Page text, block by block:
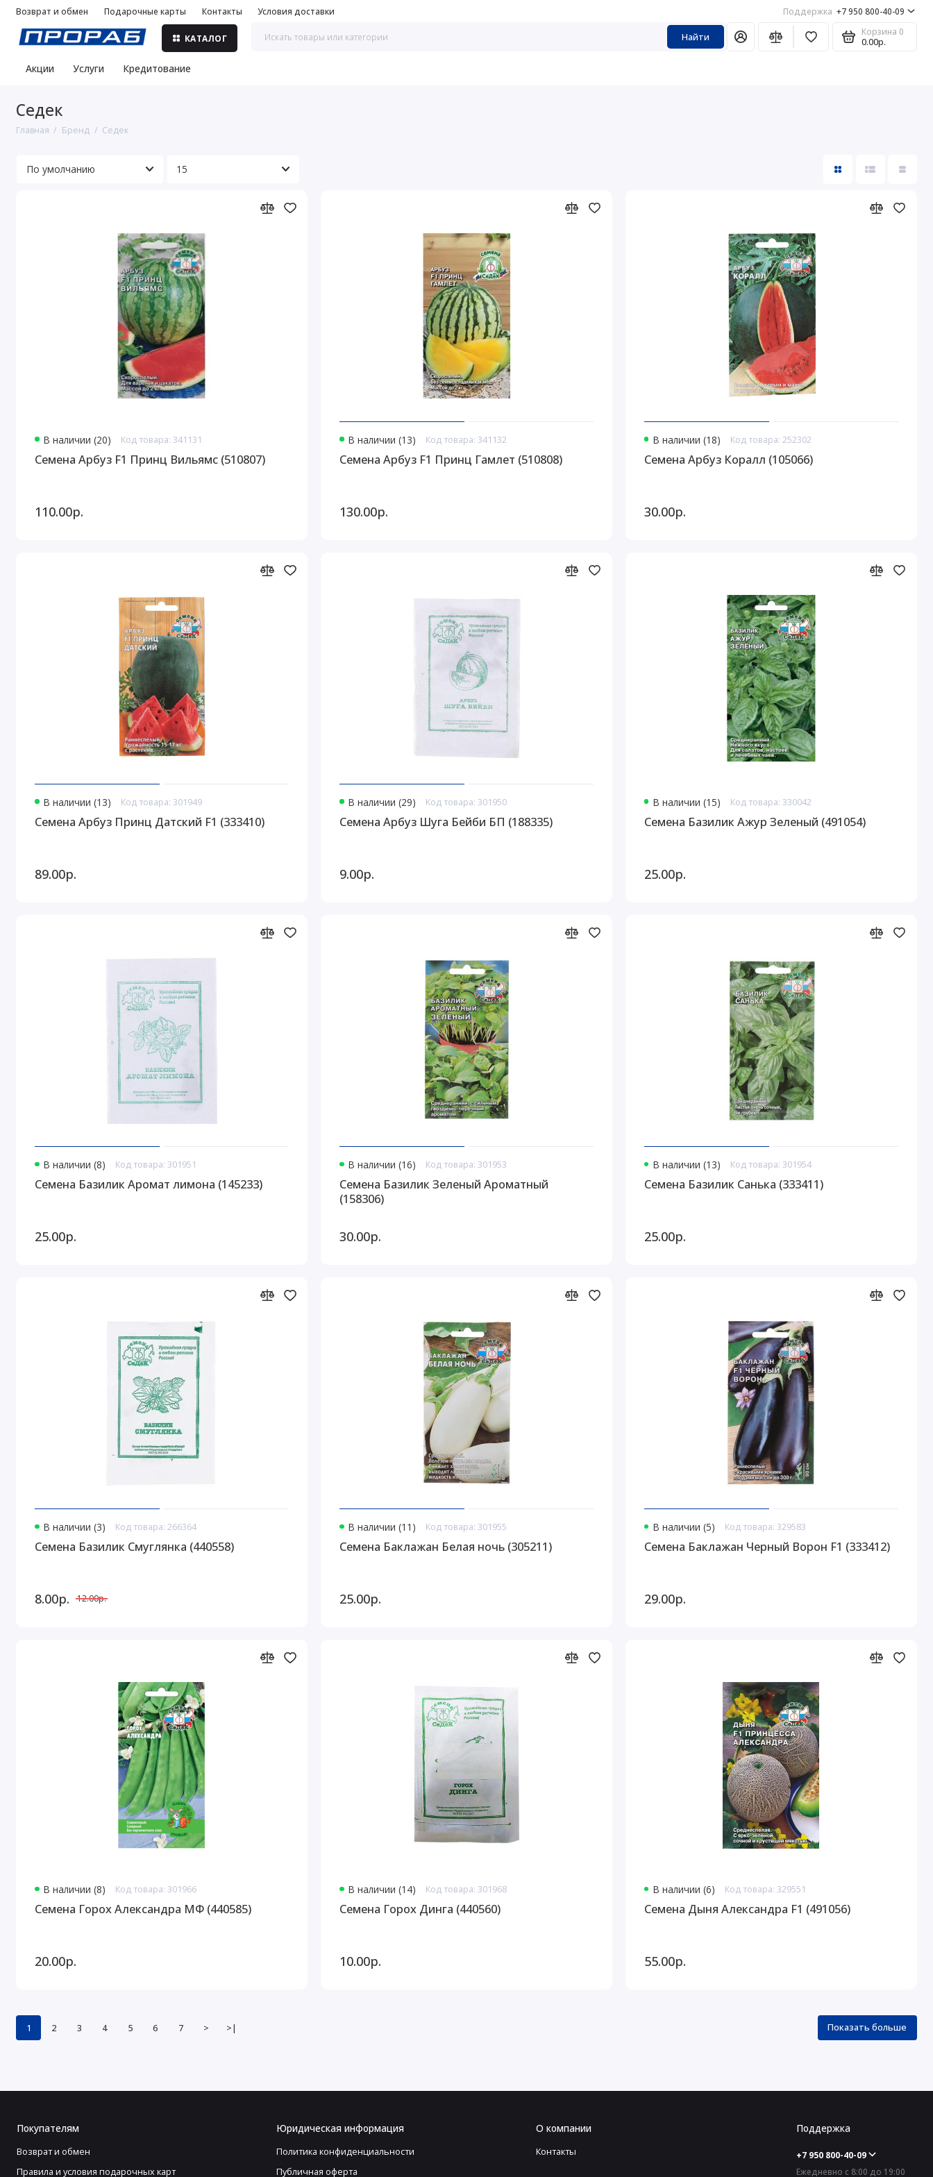
Возврат и обмен Подарочные карты Контакты Условия доставки Поддержка +7 950 800-40-09
КАТАЛОГ Найти Корзина 0
0.00р.
Акции Услуги Кредитование
Седек
Главная Бренд Седек
В наличии (20) Код товара: 341131
Семена Арбуз F1 Принц Вильямс (510807)
110.00р.
В наличии (13) Код товара: 341132
Семена Арбуз F1 Принц Гамлет (510808)
130.00р.
В наличии (18) Код товара: 252302
Семена Арбуз Коралл (105066)
30.00р.
В наличии (13) Код товара: 301949
Семена Арбуз Принц Датский F1 (333410)
89.00р.
В наличии (29) Код товара: 301950
Семена Арбуз Шуга Бейби БП (188335)
9.00р.
В наличии (15) Код товара: 330042
Семена Базилик Ажур Зеленый (491054)
25.00р.
В наличии (8) Код товара: 301951
Семена Базилик Аромат лимона (145233)
25.00р.
В наличии (16) Код товара: 301953
Семена Базилик Зеленый Ароматный
(158306)
30.00р.
В наличии (13) Код товара: 301954
Семена Базилик Санька (333411)
25.00р.
В наличии (3) Код товара: 266364
Семена Базилик Смуглянка (440558)
8.00р. 12.00р.
В наличии (11) Код товара: 301955
Семена Баклажан Белая ночь (305211)
25.00р.
В наличии (5) Код товара: 329583
Семена Баклажан Черный Ворон F1 (333412)
29.00р.
В наличии (8) Код товара: 301966
Семена Горох Александра МФ (440585)
20.00р.
В наличии (14) Код товара: 301968
Семена Горох Динга (440560)
10.00р.
В наличии (6) Код товара: 329551
Семена Дыня Александра F1 (491056)
55.00р.
1 2 3 4 5 6 7 > >| Показать больше
Покупателям
Возврат и обмен
Правила и условия подарочных карт
Юридическая информация
Политика конфиденциальности
Публичная оферта
О компании
Контакты
Поддержка
+7 950 800-40-09
Ежедневно с 8:00 до 19:00